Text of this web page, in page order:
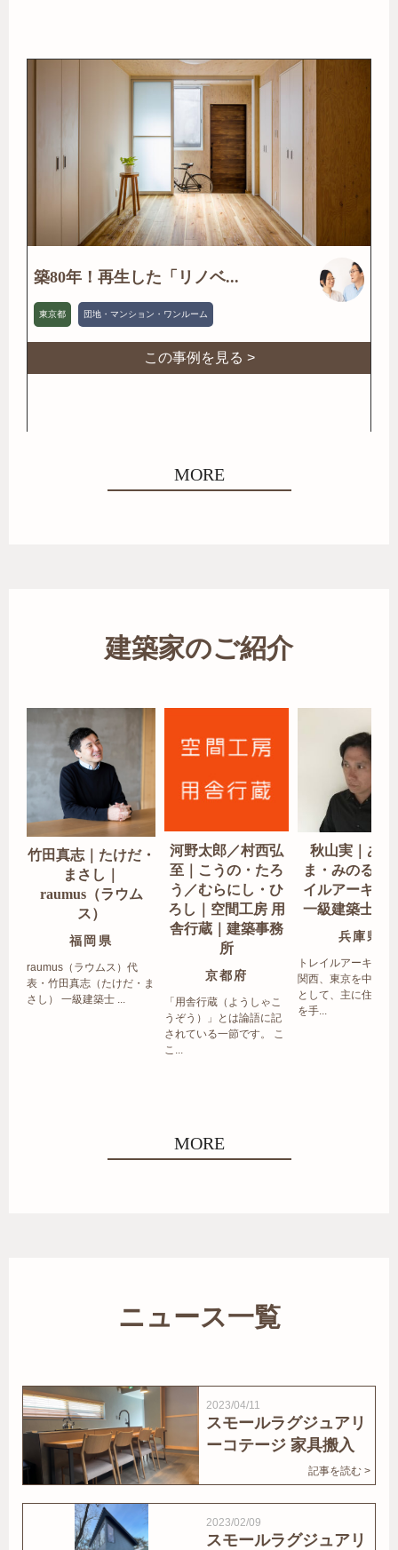
築80年！再生した「リノベ...
東京都 団地・マンション・ワンルーム
この事例を見る >
MORE
建築家のご紹介
竹田真志｜たけだ・
まさし｜
raumus（ラウム
ス）
福岡県
raumus（ラウムス）代
表・竹田真志（たけだ・ま
さし） 一級建築士 ...
河野太郎／村西弘
至｜こうの・たろ
う／むらにし・ひ
ろし｜空間工房 用
舎行蔵｜建築事務
所
京都府
「用舎行蔵（ようしゃこ
うぞう）」とは論語に記
されている一節です。 こ
こ...
秋山実｜あき
ま・みのる｜
イルアーキテ
一級建築士事
兵庫県
トレイルアーキテク
関西、東京を中心エ
として、主に住宅の
を手...
MORE
ニュース一覧
2023/04/11
スモールラグジュアリ
ーコテージ 家具搬入
記事を読む >
2023/02/09
スモールラグジュアリ